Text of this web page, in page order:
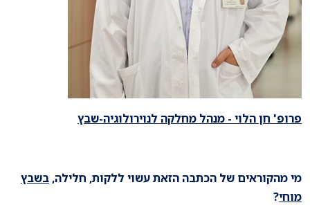
פרופ' חן הלוי - מנהל מחלקה לנוירולוגיה-שבץ
מי מהקוראים של הכתבה הזאת עשוי ללקות, חלילה, בשבץ
מוחי?